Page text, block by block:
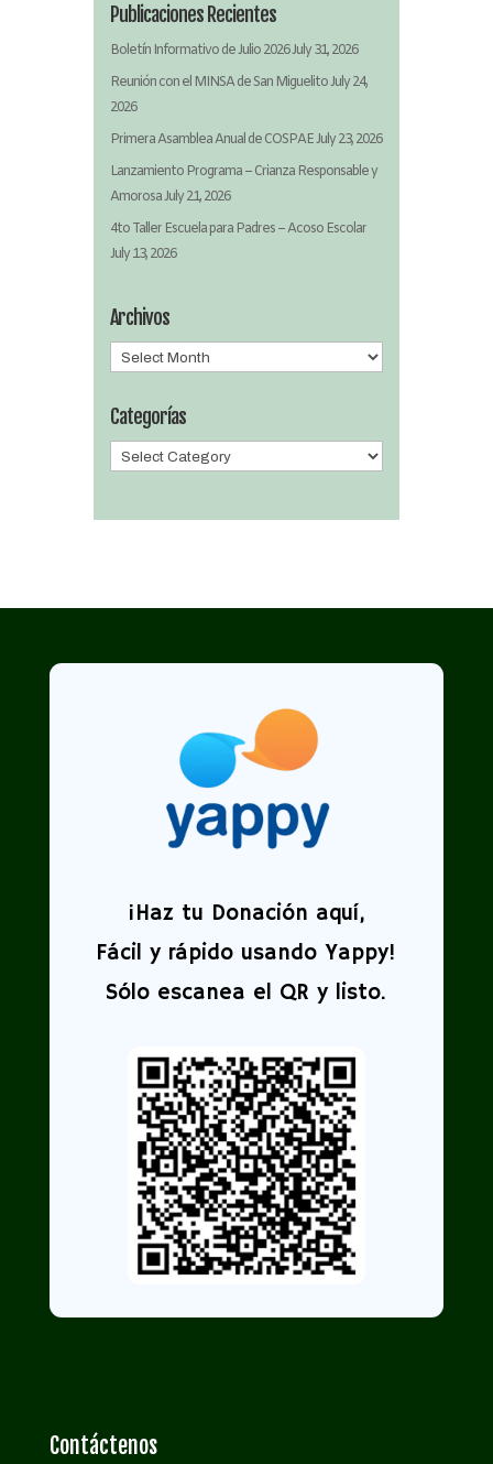
Publicaciones Recientes
Boletín Informativo de Julio 2026July 31, 2026
Reunión con el MINSA de San MiguelitoJuly 24,
2026
Primera Asamblea Anual de COSPAEJuly 23, 2026
Lanzamiento Programa – Crianza Responsable y
AmorosaJuly 21, 2026
4to Taller Escuela para Padres – Acoso Escolar
July 13, 2026
Archivos
Archivos
Categorías
Categorías
¡Haz tu Donación aquí,
Fácil y rápido usando Yappy!
Sólo escanea el QR y listo.
Contáctenos